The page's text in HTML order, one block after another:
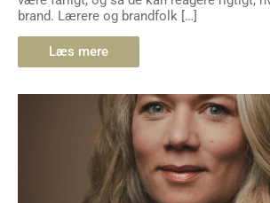
brand. Lærere og brandfolk […]
Læs mere